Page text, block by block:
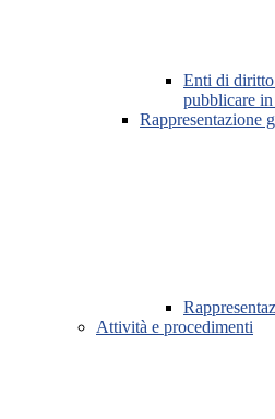
Enti di
pubblicare
Rappresentazione
Attività e procedimenti